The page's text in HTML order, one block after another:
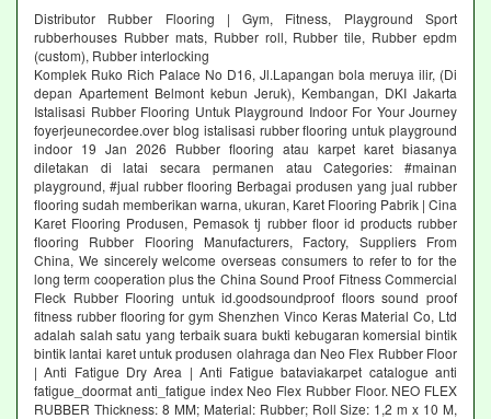
Distributor Rubber Flooring | Gym, Fitness, Playground Sport
rubberhouses Rubber mats, Rubber roll, Rubber tile, Rubber epdm
(custom), Rubber interlocking
Komplek Ruko Rich Palace No D16, Jl.Lapangan bola meruya ilir, (Di
depan Apartement Belmont kebun Jeruk), Kembangan, DKI Jakarta
Istalisasi Rubber Flooring Untuk Playground Indoor For Your Journey
foyerjeunecordee.over blog istalisasi rubber flooring untuk playground
indoor 19 Jan 2026 Rubber flooring atau karpet karet biasanya
diletakan di latai secara permanen atau Categories: #mainan
playground, #jual rubber flooring Berbagai produsen yang jual rubber
flooring sudah memberikan warna, ukuran, Karet Flooring Pabrik | Cina
Karet Flooring Produsen, Pemasok tj rubber floor id products rubber
flooring Rubber Flooring Manufacturers, Factory, Suppliers From
China, We sincerely welcome overseas consumers to refer to for the
long term cooperation plus the China Sound Proof Fitness Commercial
Fleck Rubber Flooring untuk id.goodsoundproof floors sound proof
fitness rubber flooring for gym Shenzhen Vinco Keras Material Co, Ltd
adalah salah satu yang terbaik suara bukti kebugaran komersial bintik
bintik lantai karet untuk produsen olahraga dan Neo Flex Rubber Floor
| Anti Fatigue Dry Area | Anti Fatigue bataviakarpet catalogue anti
fatigue_doormat anti_fatigue index Neo Flex Rubber Floor. NEO FLEX
RUBBER Thickness: 8 MM; Material: Rubber; Roll Size: 1,2 m x 10 M,